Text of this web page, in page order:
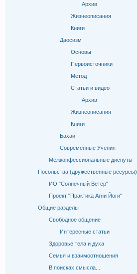
Архив
Жизнеописания
Книги
Даосизм
Основы
Первоисточники
Метод
Статьи и видео
Архив
Жизнеописания
Книги
Бахаи
Современные Учения
Межконфессиональные диспуты
Посольства (дружественные ресурсы)
ИО "Солнечный Ветер"
Проект "Практика Агни Йоги"
Общие разделы
Свободное общение
Интересные статьи
Здоровье тела и духа
Семья и взаимоотношения
В поисках смысла...